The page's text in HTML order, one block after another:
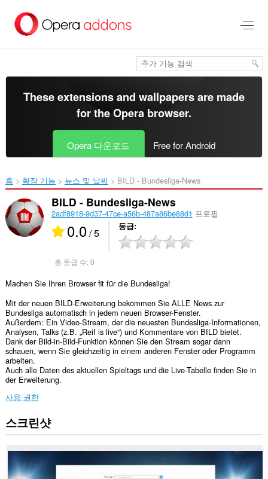
건
These extensions and wallpapers are made
for theOpera browser.
Opera 다운로드 Free for Android
홈 확장 기능 뉴스 및 날씨 BILD - Bundesliga-News‎
BILD - Bundesliga-News
2adf8918-9d37-47ce-a56b-487a86be88d1 프로필
0.0/ 5 등급
총 등급 수:0
Machen Sie Ihren Browser fit für die Bundesliga!
Mit der neuen BILD-Erweiterung bekommen Sie ALLE News zur
Bundesliga automatisch in jedem neuen Browser-Fenster.
Außerdem: Ein Video-Stream, der die neuesten Bundesliga-Informationen,
Analysen, Talks (z.B. „Reif is live“) und Kommentare von BILD bietet.
Dank der Bild-in-Bild-Funktion können Sie den Stream sogar dann
schauen, wenn Sie gleichzeitig in einem anderen Fenster oder Programm
arbeiten.
Auch alle Daten des aktuellen Spieltags und die Live-Tabelle finden Sie in
der Erweiterung.
사용 권한
이
확
기
은
스크린샷